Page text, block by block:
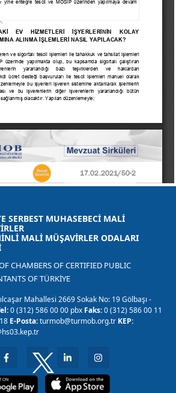
SERBEST MUHASEBECİ MALİ
MALİ MÜŞAVİRLER ODALARI
CHAMBERS OF CERTIFIED PUBLIC
OF TÜRKİYE
Mahallesi 2669 Sokak No: 19 Gölbaşı -
0 (312) 586 00 00 pbx Faks:0 (312) 586 00 11
E-Posta:turmob@turmob.org.tr KEP: